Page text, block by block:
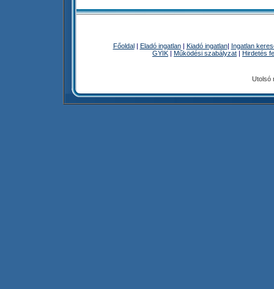
Főoldal| Eladó ingatlan| Kiadó ingatlan| Ingatlan
GYIK | Működési szabályzat | Hirdetés
Utolsó